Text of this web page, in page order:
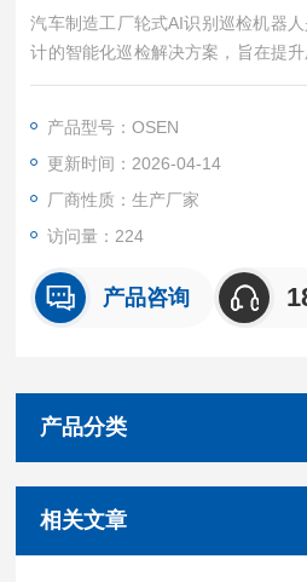
汽车制造工厂轮式AI识别巡检机器
计的智能化巡检解决方案，旨在提
效率。
产品型号：OSEN
更新时间：2026-04-14
厂商性质：生产厂家
访问量：224
产品咨询
产品分类
相关文章